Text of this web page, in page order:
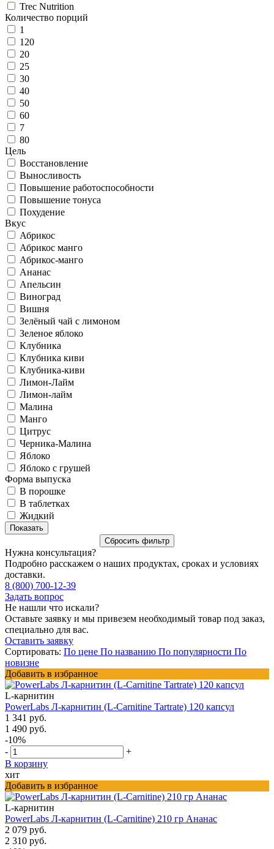
Trec Nutrition
Количество порций
1
120
20
25
30
40
50
60
7
80
Цель
Восстановление
Выносливость
Повышение работоспособности
Повышение тонуса
Похудение
Вкус
Абрикос
Абрикос манго
Абрикос-манго
Ананас
Апельсин
Виноград
Вишня
Зелёный чай с лимоном
Зеленое яблоко
Клубника
Клубника киви
Клубника-киви
Лимон-Лайм
Лимон-лайм
Малина
Манго
Цитрус
Черника-Малина
Яблоко
Яблоко с грушей
Форма выпуска
В порошке
В таблетках
Жидкий
Нужна консультация?
Подробно расскажем о наших продуктах, сроках и условиях
доставки.
8 (800) 700-12-39
Задать вопрос
Не нашли что искали?
Оставьте заявку и мы привезем необходимый товар под заказ,
специально для вас.
Оставить заявку
Сортировать: По цене По названию По популярности По
новизне
Добавить в избранное
L-карнитин
PowerLabs Л-карнитин (L-Carnitine Tartrate) 120 капсул
1 341 руб.
1 490 руб.
-10%
-
+
В корзину
хит
Добавить в избранное
L-карнитин
PowerLabs Л-карнитин (L-Carnitine) 210 гр Ананас
2 079 руб.
2 310 руб.